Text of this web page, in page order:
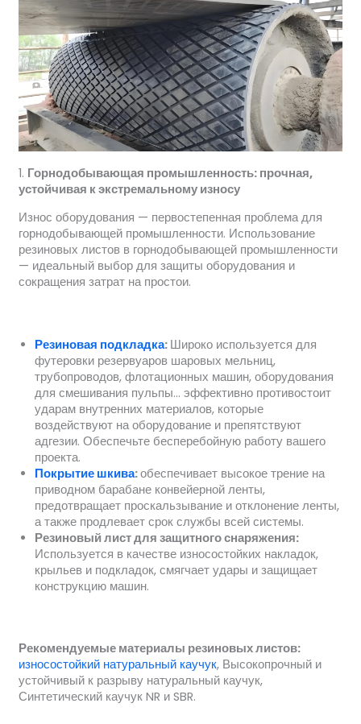
1. Горнодобывающая промышленность: прочная,
устойчивая к экстремальному износу
Износ оборудования — первостепенная проблема для
горнодобывающей промышленности. Использование
резиновых листов в горнодобывающей промышленности
— идеальный выбор для защиты оборудования и
сокращения затрат на простои.
Резиновая подкладка: Широко используется для
футеровки резервуаров шаровых мельниц,
трубопроводов, флотационных машин, оборудования
для смешивания пульпы… эффективно противостоит
ударам внутренних материалов, которые
воздействуют на оборудование и препятствуют
адгезии. Обеспечьте бесперебойную работу вашего
проекта.
Покрытие шкива:обеспечивает высокое трение на
приводном барабане конвейерной ленты,
предотвращает проскальзывание и отклонение ленты,
а также продлевает срок службы всей системы.
Резиновый лист для защитного снаряжения:
Используется в качестве износостойких накладок,
крыльев и подкладок, смягчает удары и защищает
конструкцию машин.
Рекомендуемые материалы резиновых листов:
износостойкий натуральный каучук, Высокопрочный и
устойчивый к разрыву натуральный каучук,
Синтетический каучук NR и SBR.